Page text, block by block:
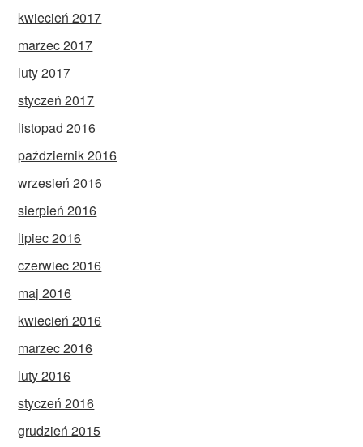
kwiecień 2017
marzec 2017
luty 2017
styczeń 2017
listopad 2016
październik 2016
wrzesień 2016
sierpień 2016
lipiec 2016
czerwiec 2016
maj 2016
kwiecień 2016
marzec 2016
luty 2016
styczeń 2016
grudzień 2015